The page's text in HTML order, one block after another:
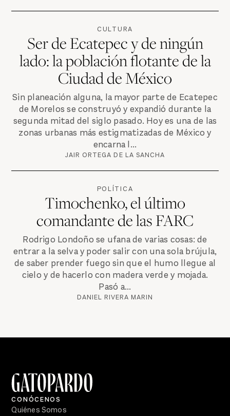
CULTURA
Ser de Ecatepec y de ningún
lado: la población flotante de la
Ciudad de México
Sin planeación alguna, la mayor parte de Ecatepec
de Morelos se construyó y expandió durante la
segunda mitad del siglo pasado. Hoy es una de las
zonas urbanas más estigmatizadas de México y
encarna l...
JAIR ORTEGA DE LA SANCHA
POLÍTICA
Timochenko, el último
comandante de las FARC
Rodrigo Londoño se ufana de varias cosas: de
entrar a la selva y poder salir con una sola brújula,
de saber prender fuego sin que el humo llegue al
cielo y de hacerlo con madera verde y mojada.
Pasó a...
DANIEL RIVERA MARIN
CONÓCENOS
Quiénes Somos